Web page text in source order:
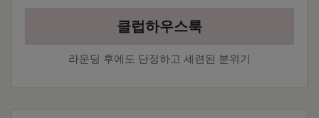
클럽하우스룩
라운딩 후에도 단정하고 세련된 분위기